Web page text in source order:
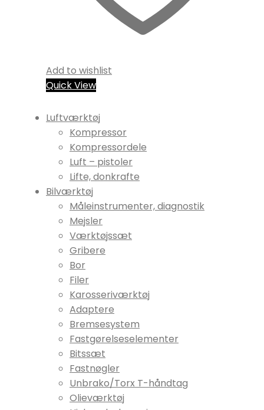
Add to wishlist
Quick View
Luftværktøj
Kompressor
Kompressordele
Luft – pistoler
Lifte, donkrafte
Bilværktøj
Måleinstrumenter, diagnostik
Mejsler
Værktøjssæt
Gribere
Bor
Filer
Karosseriværktøj
Adaptere
Bremsesystem
Fastgørelseselementer
Bitssæt
Fastnøgler
Unbrako/Torx T-håndtag
Olieværktøj